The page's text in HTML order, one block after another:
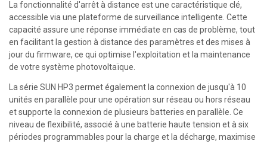
La fonctionnalité d'arrêt à distance est une caractéristique clé,
accessible via une plateforme de surveillance intelligente. Cette
capacité assure une réponse immédiate en cas de problème, tout
en facilitant la gestion à distance des paramètres et des mises à
jour du firmware, ce qui optimise l'exploitation et la maintenance
de votre système photovoltaïque.
La série SUN HP3 permet également la connexion de jusqu'à 10
unités en parallèle pour une opération sur réseau ou hors réseau
et supporte la connexion de plusieurs batteries en parallèle. Ce
niveau de flexibilité, associé à une batterie haute tension et à six
périodes programmables pour la charge et la décharge, maximise